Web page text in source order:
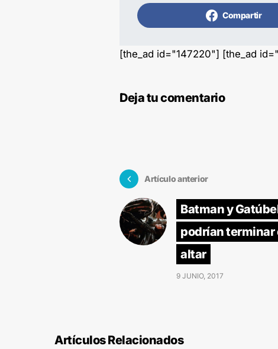
Compartir
[the_ad id="147220"] [the_ad
Deja tu comentario
Artículo anterior
Batman y
podrían terminar
altar
9 JUNIO, 2017
Artículos Relacionados